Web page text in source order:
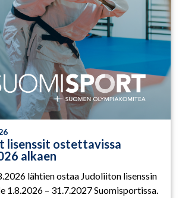
lisenssit ostettavissa
alkaen
lähtien ostaa Judoliiton lisenssin
1.8.2026 – 31.7.2027 Suomisportissa.